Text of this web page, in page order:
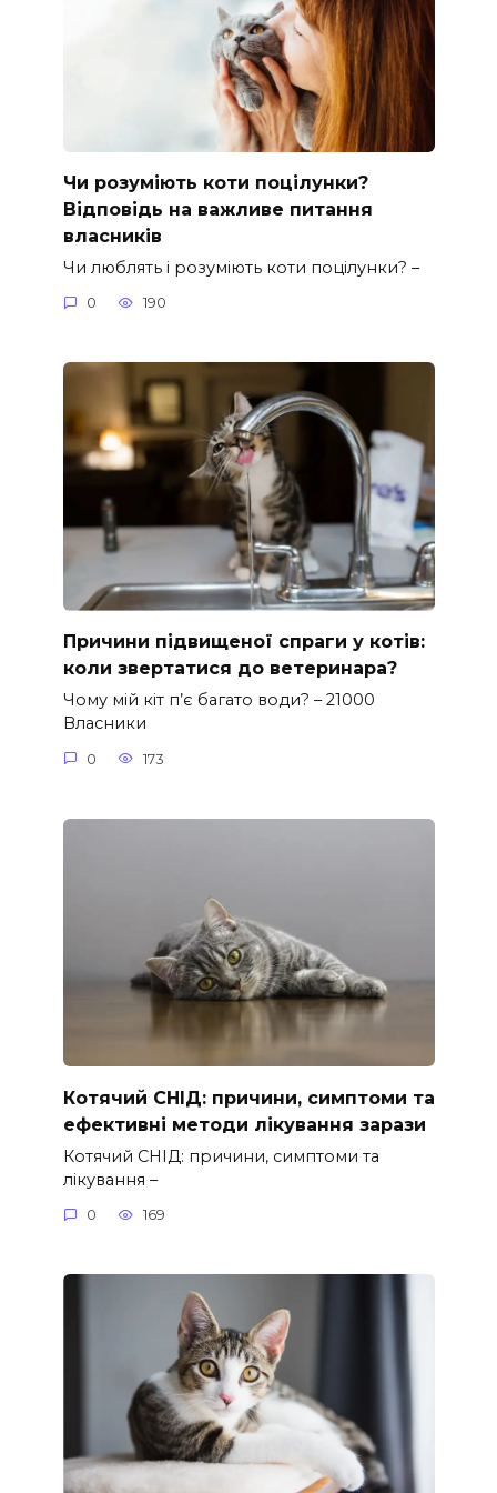
Чи розуміють коти поцілунки?
Відповідь на важливе питання
власників
Чи люблять і розуміють коти поцілунки? –
0 190
Причини підвищеної спраги у котів:
коли звертатися до ветеринара?
Чому мій кіт п’є багато води? – 21000
Власники
0 173
Котячий СНІД: причини, симптоми та
ефективні методи лікування зарази
Котячий СНІД: причини, симптоми та
лікування –
0 169